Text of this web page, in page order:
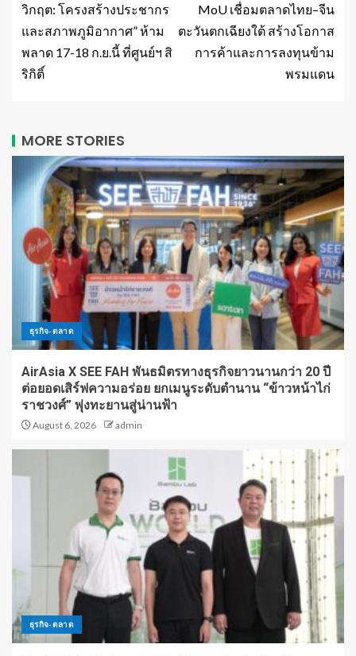
วิกฤต: โครงสร้างประชากร
และสภาพภูมิอากาศ” ห้าม
พลาด 17-18 ก.ย.นี้ ที่ศูนย์ฯ สิ
ริกิติ์
MoU เชื่อมตลาดไทย–จีน
ตะวันตกเฉียงใต้ สร้างโอกาส
การค้าและการลงทุนข้าม
พรมแดน
MORE STORIES
ธุรกิจ-ตลาด
AirAsia X SEE FAH พันธมิตรทางธุรกิจยาวนานกว่า 20 ปี
ต่อยอดเสิร์ฟความอร่อย ยกเมนูระดับตำนาน “ข้าวหน้าไก่
ราชวงศ์” พุ่งทะยานสู่น่านฟ้า
August 6, 2026 admin
ธุรกิจ-ตลาด